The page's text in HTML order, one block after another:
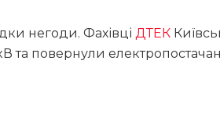
негоди. Фахівці ДТЕК
та повернули